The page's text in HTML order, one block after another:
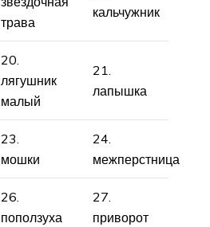
трава
кальчужник
20.
лягушник
малый
21.
лапышка
23.
мошки
24.
межперстница
26.
поползуха
27.
приворот